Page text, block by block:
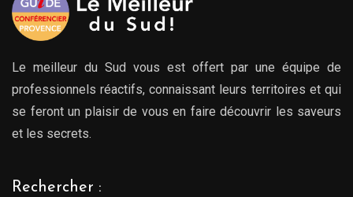
Le meilleur du Sud vous est offert par une équipe de
professionnels réactifs, connaissant leurs territoires et qui
se feront un plaisir de vous en faire découvrir les saveurs
et les secrets.
Rechercher :